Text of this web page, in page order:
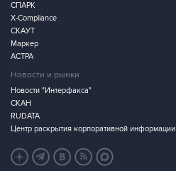
СПАРК
X-Compliance
СКАУТ
Маркер
АСТРА
Новости и рынки
Новости "Интерфакса"
СКАН
RUDATA
Центр раскрытия корпоративной информации